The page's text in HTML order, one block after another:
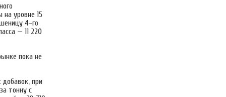
уровне 15
4-го
— 11 220
пока не
при
тонну с